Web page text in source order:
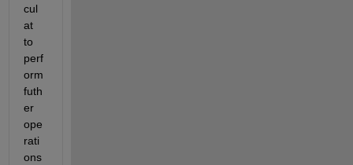
cul
at
to
perf
orm
futh
er
ope
rati
ons